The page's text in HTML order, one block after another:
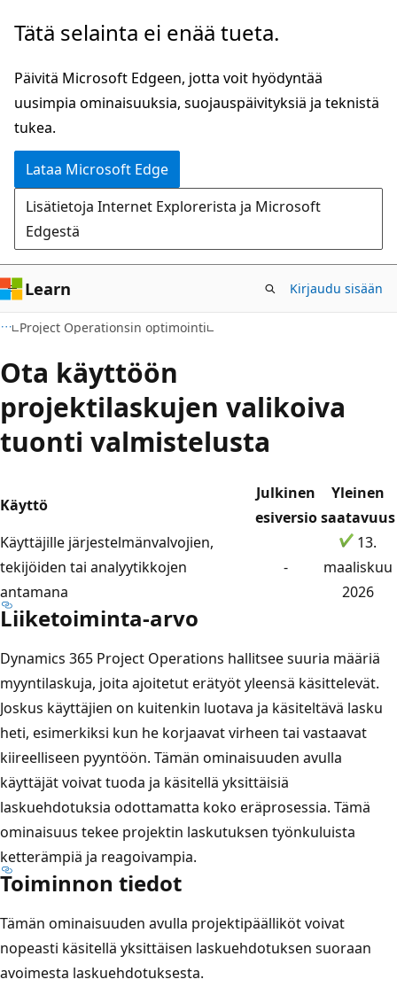
Siirry
Tätä selainta ei enää tueta.
Päivitä Microsoft Edgeen, jotta voit hyödyntää
uusimpia ominaisuuksia, suojauspäivityksiä ja teknistä
tukea.
Lataa Microsoft Edge
Lisätietoja Internet Explorerista ja Microsoft
Edgestä
Learn Kirjaudu sisään
Project Operationsin optimointi
Ota käyttöön
projektilaskujen valikoiva
tuonti valmistelusta
Käyttö
Julkinen
esiversio
Yleinen
saatavuus
Käyttäjille järjestelmänvalvojien,
tekijöiden tai analyytikkojen
antamana
-
13.
maaliskuu
2026
Liiketoiminta-arvo
Dynamics 365 Project Operations hallitsee suuria määriä
myyntilaskuja, joita ajoitetut erätyöt yleensä käsittelevät.
Joskus käyttäjien on kuitenkin luotava ja käsiteltävä lasku
heti, esimerkiksi kun he korjaavat virheen tai vastaavat
kiireelliseen pyyntöön. Tämän ominaisuuden avulla
käyttäjät voivat tuoda ja käsitellä yksittäisiä
laskuehdotuksia odottamatta koko eräprosessia. Tämä
ominaisuus tekee projektin laskutuksen työnkuluista
ketterämpiä ja reagoivampia.
Toiminnon tiedot
Tämän ominaisuuden avulla projektipäälliköt voivat
nopeasti käsitellä yksittäisen laskuehdotuksen suoraan
avoimesta laskuehdotuksesta.